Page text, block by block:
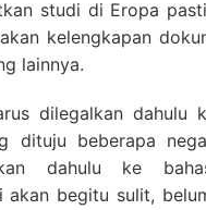
studi di Eropa
kelengkapan
lainnya.
dilegalkan dahulu
dituju beberapa
dahulu ke
akan begitu sulit,